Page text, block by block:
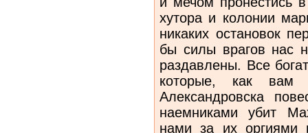
хутора и колонии
никаких остановок
бы силы врагов нас
раздавлены. Все
которые, как вам
Александровска
наемниками убит
нами за их оргиями